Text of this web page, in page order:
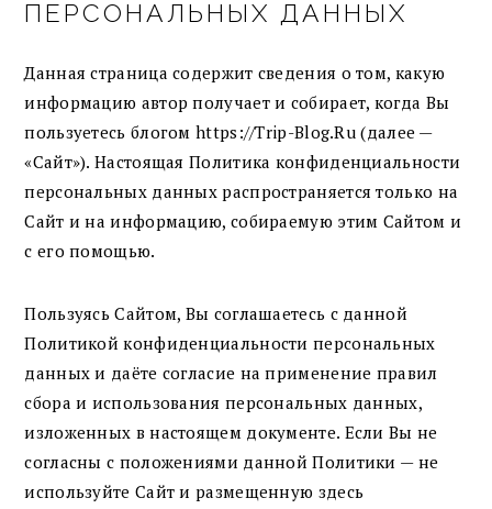
ПЕРСОНАЛЬНЫХ ДАННЫХ
Данная страница содержит сведения о том, какую
информацию автор получает и собирает, когда Вы
пользуетесь блогом https://Trip-Blog.Ru (далее —
«Сайт»). Настоящая Политика конфиденциальности
персональных данных распространяется только на
Сайт и на информацию, собираемую этим Сайтом и
с его помощью.
Пользуясь Сайтом, Вы соглашаетесь с данной
Политикой конфиденциальности персональных
данных и даёте согласие на применение правил
сбора и использования персональных данных,
изложенных в настоящем документе. Если Вы не
согласны с положениями данной Политики — не
используйте Сайт и размещенную здесь